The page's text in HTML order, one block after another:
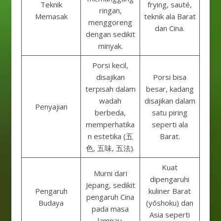
Teknik
Memasak
ringan,
menggoreng
dengan sedikit
minyak.
frying, sauté,
teknik ala Barat
dan Cina.
Penyajian
Porsi kecil,
disajikan
terpisah dalam
wadah
berbeda,
memperhatika
n estetika (五
色, 五味, 五法).
Porsi bisa
besar, kadang
disajikan dalam
satu piring
seperti ala
Barat.
Pengaruh
Budaya
Murni dari
Jepang, sedikit
pengaruh Cina
pada masa
Kuat
dipengaruhi
kuliner Barat
(yōshoku) dan
Asia seperti